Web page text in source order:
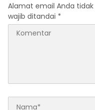
Alamat email Anda tidak
wajib ditandai *